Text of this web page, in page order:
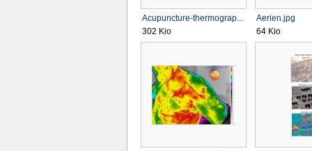
Acupuncture-thermograp...
302 Kio
Aerien.jpg
64 Kio